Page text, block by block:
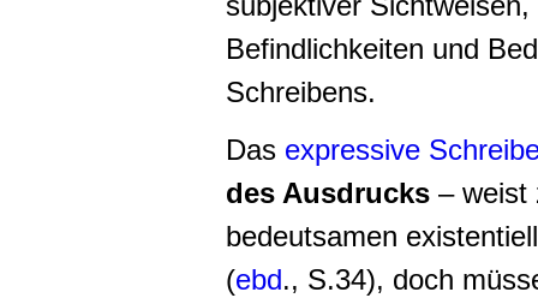
Befindlichkeiten und
Schreibens.
Das expressive
des Ausdrucks – weist
bedeutsamen
(ebd., S.34), doch